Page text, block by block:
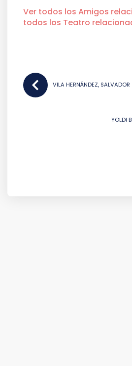
Ver todos los Amigos
todos los Teatro
DE
ENTRADAS
VILA HERNÁNDEZ, SALVADOR
YOLDI